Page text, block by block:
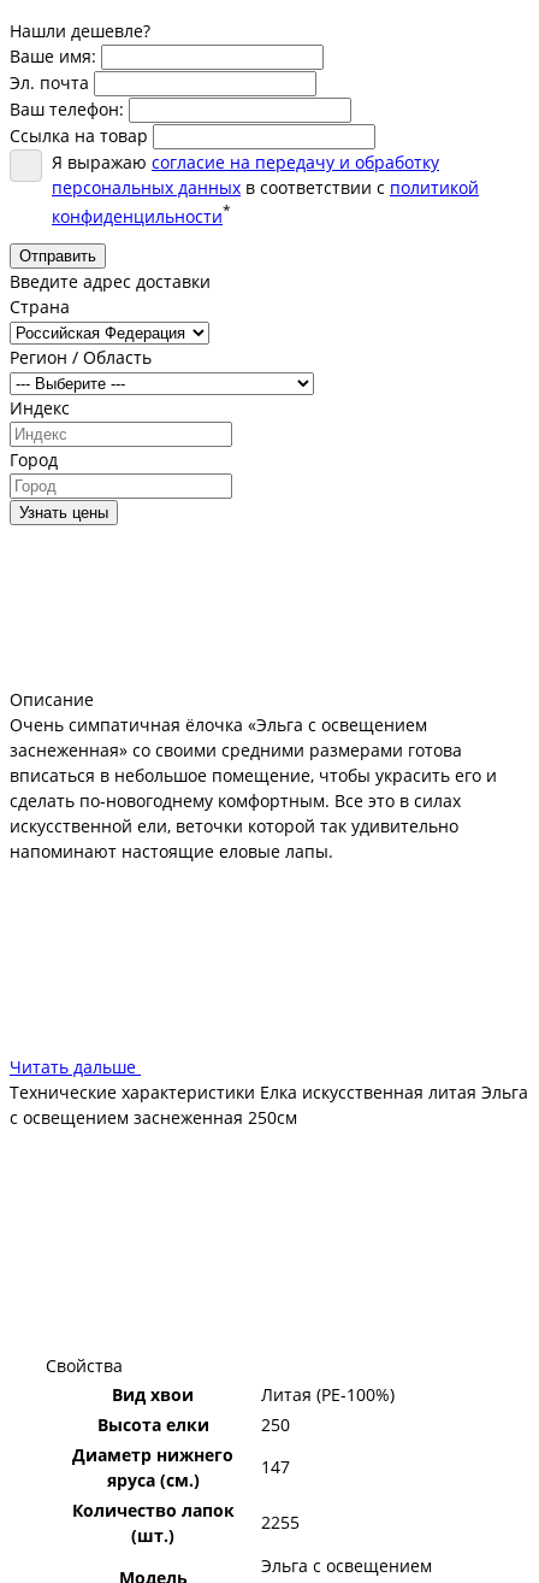
Нашли дешевле?
Ваше имя:
Эл. почта
Ваш телефон:
Ссылка на товар
Я выражаю согласие на передачу и обработку
персональных данных в соответствии с политикой
конфиденцильности*
Отправить
Введите адрес доставки
Страна
Регион / Область
Индекс
Город
Узнать цены
Описание
Очень симпатичная ёлочка «Эльга с освещением
заснеженная» со своими средними размерами готова
вписаться в небольшое помещение, чтобы украсить его и
сделать по-новогоднему комфортным. Все это в силах
искусственной ели, веточки которой так удивительно
напоминают настоящие еловые лапы.
Читать дальше
Технические характеристики Елка искусственная литая Эльга
с освещением заснеженная 250см
Свойства
Вид хвои
Литая (PE-100%)
Высота елки
250
Диаметр нижнего
яруса (см.)
147
Количество лапок
(шт.)
2255
Модель
Эльга с освещением